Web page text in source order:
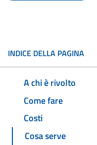
INDICE DELLA PAGINA
A chi è rivolto
Come fare
Costi
Cosa serve